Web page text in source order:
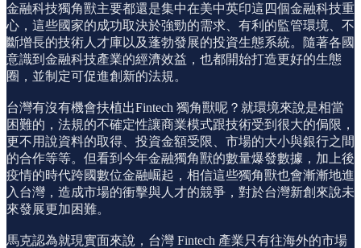
金融科技獨角獸主要都還是集中在美中英印這四個金融科技重
心，這些國家的成功取決於強勁的需求、有利的監管環境、不
斷增長的技術人才庫以及蓬勃發展的投資生態系統。隨著各國
意識到金融科技產業的經濟效益，也都開始打造更好的生態
圈，並制定可促進創新的法規。
台灣有沒有機會扶植出Fintech 獨角獸呢？就環境來說是相當
困難的，法規的不確定性讓商業模式跟技術受到很大的侷限，
更不用說資料的取得、投資金額受限、市場的大小與銀行之間
的合作等等。但看到今年金融獨角獸的數量爆發數據，加上後
疫情的時代跨國數位金融崛起，相信這些獨角獸也會漸漸地進
入台灣，造成市場的衝擊與人才的競爭，對於台灣新創來說未
來發展更加困難。
馬克認為就現實面來說，台灣 Fintech 產業只有往海外的市場